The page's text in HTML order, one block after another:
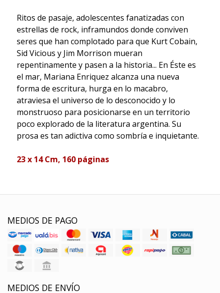
Ritos de pasaje, adolescentes fanatizadas con
estrellas de rock, inframundos donde conviven
seres que han complotado para que Kurt Cobain,
Sid Vicious y Jim Morrison mueran
repentinamente y pasen a la historia... En Éste es
el mar, Mariana Enriquez alcanza una nueva
forma de escritura, hurga en lo macabro,
atraviesa el universo de lo desconocido y lo
monstruoso para posicionarse en un territorio
poco explorado de la literatura argentina. Su
prosa es tan adictiva como sombría e inquietante.
23 x 14 Cm, 160 páginas
MEDIOS DE PAGO
MEDIOS DE ENVÍO